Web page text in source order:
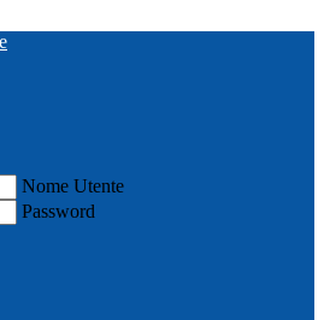
Nome Utente
Password